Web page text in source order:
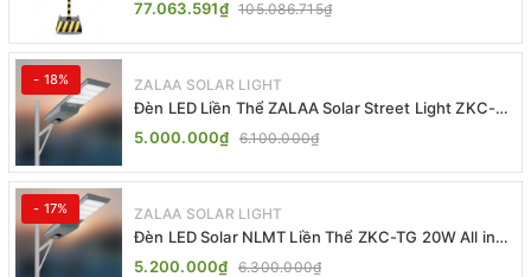
77.063.591₫ 105.086.715₫
- 18% ZALAA SOLAR LIGHT
Đèn LED Liền Thể ZALAA Solar Street Light ZKC-
TG 20W 25W 30W All In One
5.000.000₫ 6.100.000₫
- 17% ZALAA SOLAR LIGHT
Đèn LED Solar NLMT Liền Thể ZKC-TG 20W All in
One | ZALAA Street Light
5.200.000₫ 6.300.000₫